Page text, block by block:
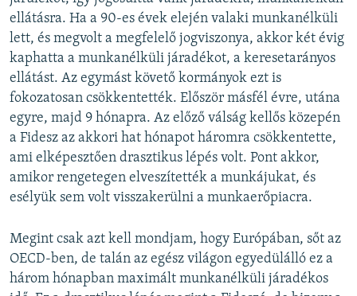
ellátásra. Ha a 90-es évek elején valaki munkanélküli
lett, és megvolt a megfelelő jogviszonya, akkor két évig
kaphatta a munkanélküli járadékot, a keresetarányos
ellátást. Az egymást követő kormányok ezt is
fokozatosan csökkentették. Először másfél évre, utána
egyre, majd 9 hónapra. Az előző válság kellős közepén
a Fidesz az akkori hat hónapot háromra csökkentette,
ami elképesztően drasztikus lépés volt. Pont akkor,
amikor rengetegen elveszítették a munkájukat, és
esélyük sem volt visszakerülni a munkaerőpiacra.
Megint csak azt kell mondjam, hogy Európában, sőt az
OECD-ben, de talán az egész világon egyedülálló ez a
három hónapban maximált munkanélküli járadékos